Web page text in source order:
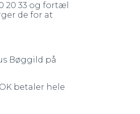
20 33 og fortæl
de for at
Bøggild på
betaler hele